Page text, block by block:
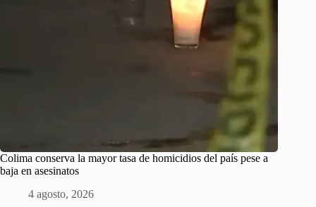
Colima conserva la mayor tasa de homicidios del país pese a
baja en asesinatos
4 agosto, 2026